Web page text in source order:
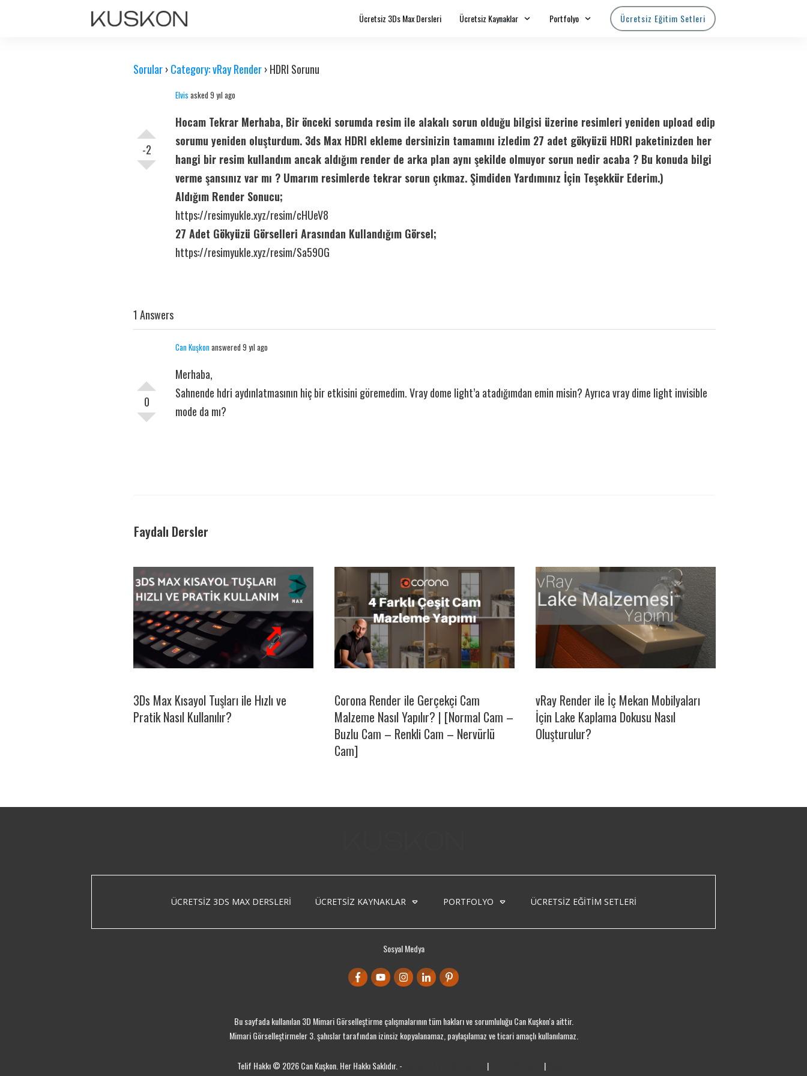
Ücretsiz 3Ds Max Dersleri Ücretsiz Kaynaklar Portfolyo Ücretsiz Eğitim Setleri
Sorular›Category: vRay Render›HDRI Sorunu
-2
Elvis asked 9 yıl ago
Hocam Tekrar Merhaba, Bir önceki sorumda resim ile alakalı sorun olduğu bilgisi üzerine resimleri yeniden upload edip
sorumu yeniden oluşturdum. 3ds Max HDRI ekleme dersinizin tamamını izledim 27 adet gökyüzü HDRI paketinizden her
hangi bir resim kullandım ancak aldığım render de arka plan aynı şekilde olmuyor sorun nedir acaba ? Bu konuda bilgi
verme şansınız var mı ? Umarım resimlerde tekrar sorun çıkmaz. Şimdiden Yardımınız İçin Teşekkür Ederim.)
Aldığım Render Sonucu;
https://resimyukle.xyz/resim/cHUeV8
27 Adet Gökyüzü Görselleri Arasından Kullandığım Görsel;
https://resimyukle.xyz/resim/Sa59OG
1 Answers
0
Can Kuşkonanswered 9 yıl ago
Merhaba,
Sahnende hdri aydınlatmasının hiç bir etkisini göremedim. Vray dome light’a atadığımdan emin misin? Ayrıca vray dime light invisible
mode da mı?
Faydalı Dersler
3Ds Max Kısayol Tuşları ile Hızlı ve
Pratik Nasıl Kullanılır?
Corona Render ile Gerçekçi Cam
Malzeme Nasıl Yapılır? | [Normal Cam –
Buzlu Cam – Renkli Cam – Nervürlü
Cam]
vRay Render ile İç Mekan Mobilyaları
İçin Lake Kaplama Dokusu Nasıl
Oluşturulur?
ÜCRETSIZ 3DS MAX DERSLERI ÜCRETSIZ KAYNAKLAR PORTFOLYO ÜCRETSIZ EĞITIM SETLERI
Sosyal Medya
Bu sayfada kullanılan 3D Mimari Görselleştirme çalışmalarının tüm hakları ve sorumluluğu Can Kuşkon'a aittir.
Mimari Görselleştirmeler 3. şahıslar tarafından izinsiz kopyalanamaz, paylaşılamaz ve ticari amaçlı kullanılamaz.
Telif Hakkı © 2026Can Kuşkon. Her Hakkı Saklıdır. - | |